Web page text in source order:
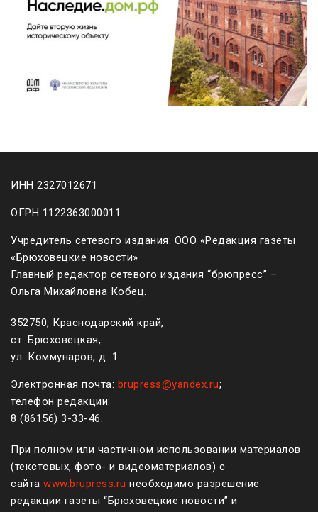
ИНН 2327012671
ОГРН 1122363000011
Учредитель сетевого издания: ООО «Редакция газеты
«Брюховецкие новости»
Главный редактор сетевого издания “брюпресс” –
Ольга Михайловна Кобец.
352750, Краснодарский край,
ст. Брюховецкая,
ул. Коммунаров, д. 1.
Электронная почта: brupress@yandex.ru;
телефон редакции:
8 (861 56) 3-33-46.
При полном или частичном использовании материалов
(текстовых, фото- и видеоматериалов) с
сайта www.brupress.ru необходимо разрешение
редакции газеты “Брюховецкие новости” и